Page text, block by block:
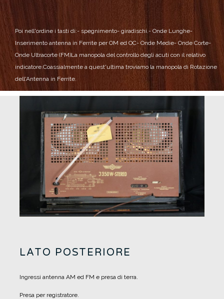
Poi nell'ordine i tasti di:- spegnimento- giradischi.- Onde Lunghe-
Inserimento antenna in Ferrite per OM ed OC- Onde Medie- Onde Corte-
Onde Ultracorte (FM)La manopola del controllo degli acuti con il relativo
indicatore.Coassialmente a quest'ultima troviamo la manopola di Rotazione
dell'Antenna in Ferrite.
LATO POSTERIORE
Ingressi antenna AM ed FM e presa di terra.
Presa per registratore.